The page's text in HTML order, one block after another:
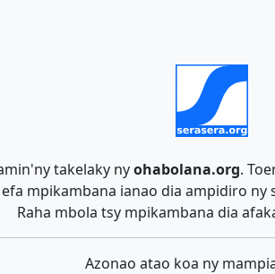
takelaky nyohabolana.org.
efa mpikambana ianao dia ampidiro
Raha mbola tsy mpikambana dia
Azonao atao koa ny